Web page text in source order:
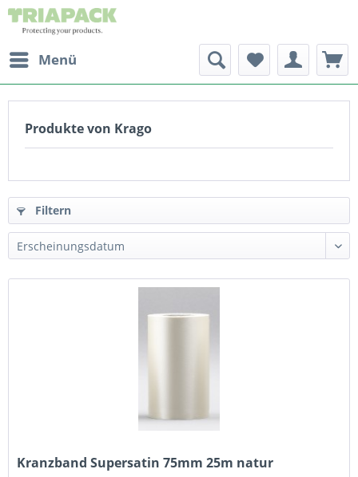
Menü
Produkte von Krago
Filtern
Kranzband Supersatin 75mm 25m natur